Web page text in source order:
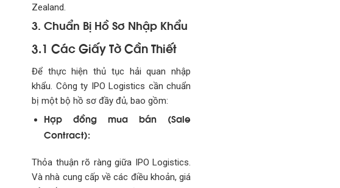
Zealand.
3. Chuẩn Bị Hồ Sơ Nhập Khẩu
3.1 Các Giấy Tờ Cần Thiết
Để thực hiện thủ tục hải quan nhập
khẩu. Công ty IPO Logistics cần chuẩn
bị một bộ hồ sơ đầy đủ, bao gồm:
Hợp đồng mua bán (Sale
Contract):
Thỏa thuận rõ ràng giữa IPO Logistics.
Và nhà cung cấp về các điều khoản, giá